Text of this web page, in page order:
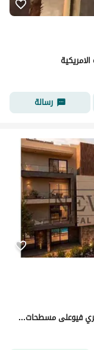
رسالة
للبيع شقة في أكاسا كومبوند القاهرة الجديدة بحري فيوعلى مسطحات مائية - استلام فوري - Acasa Compound New Cairo